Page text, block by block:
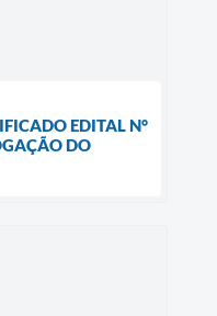
EDITAL N°
DO